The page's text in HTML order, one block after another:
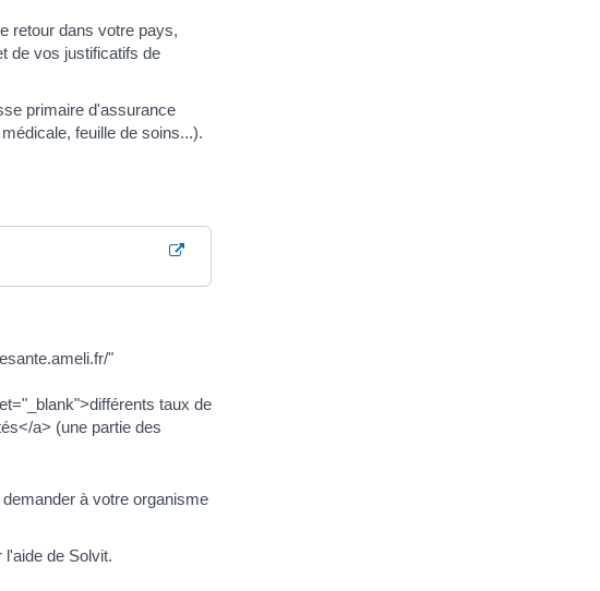
retour dans votre pays,
de vos justificatifs de
primaire d'assurance
feuille de soins...).
"
taux de
a> (une partie des
à votre organisme
de Solvit.